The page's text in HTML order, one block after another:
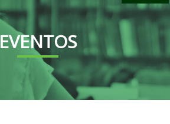
EVENTOS